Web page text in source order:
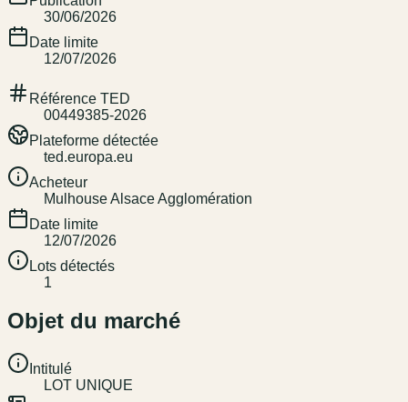
30/06/2026
Date limite
12/07/2026
Référence TED
00449385-2026
Plateforme détectée
ted.europa.eu
Acheteur
Mulhouse Alsace Agglomération
Date limite
12/07/2026
Lots détectés
1
Objet du marché
Intitulé
LOT UNIQUE